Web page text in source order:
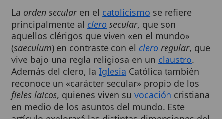
aquellos clérigos que viven «en el mundo»
(saeculum) en contraste con elcleroregular, que
vive bajo una regla religiosa en un claustro.
Además del clero, laIglesiaCatólica también
reconoce un «carácter secular» propio de los
fieles laicos, quienes viven suvocacióncristiana
en medio de los asuntos del mundo. Este
artículo explorará las distintas dimensiones del
concepto de «orden secular» dentro de la
estructura eclesiástica y lateologíacatólica.